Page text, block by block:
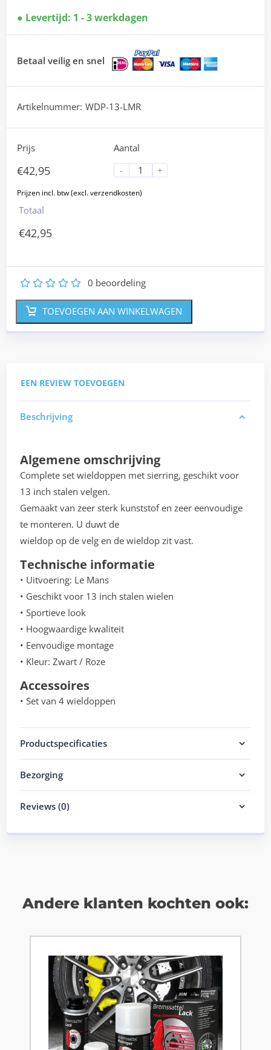
Levertijd: 1 - 3 werkdagen
Betaal veilig en snel
Artikelnummer: WDP-13-LMR
Prijs
€42,95
Aantal
-
+
Totaal
€42,95
5
4
3
2 0 beoordeling
TOEVOEGEN AAN WINKELWAGEN
EEN REVIEW TOEVOEGEN
Beschrijving
Algemene omschrijving
Complete set wieldoppen met sierring, geschikt voor
13 inch stalen velgen.
Gemaakt van zeer sterk kunststof en zeer eenvoudige
te monteren. U duwt de
wieldop op de velg en de wieldop zit vast.
Technische informatie
• Uitvoering: Le Mans
• Geschikt voor 13 inch stalen wielen
• Sportieve look
• Hoogwaardige kwaliteit
• Eenvoudige montage
• Kleur: Zwart / Roze
Accessoires
• Set van 4 wieldoppen
Productspecificaties
Bezorging
Reviews (0)
Andere klanten kochten ook: